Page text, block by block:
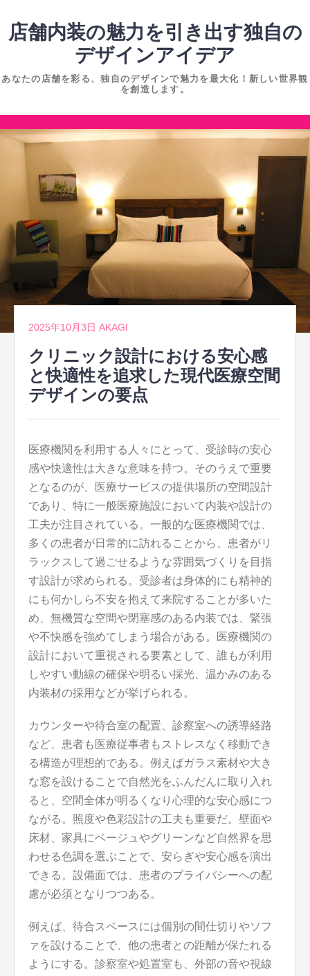
ツ
店舗内装の魅力を引き出す独自の
デザインアイデア
あなたの店舗を彩る、独自のデザインで魅力を最大化！新しい世界観
を創造します。
コ
へ
キ
プ
2025年10月3日 AKAGI
クリニック設計における安心感
と快適性を追求した現代医療空間
デザインの要点
医療機関を利用する人々にとって、受診時の安心
感や快適性は大きな意味を持つ。 そのうえで重要
となるのが、医療サービスの提供場所の空間設計
であり、特に一般医療施設において内装や設計の
工夫が注目されている。一般的な医療機関では、
多くの患者が日常的に訪れることから、患者がリ
ラックスして過ごせるような雰囲気づくりを目指
す設計が求められる。受診者は身体的にも精神的
にも何かしら不安を抱えて来院することが多いた
め、無機質な空間や閉塞感のある内装では、緊張
や不快感を強めてしまう場合がある。医療機関の
設計において重視される要素として、誰もが利用
しやすい動線の確保や明るい採光、温かみのある
内装材の採用などが挙げられる。
カウンターや待合室の配置、診察室への誘導経路
など、患者も医療従事者もストレスなく移動でき
る構造が理想的である。例えばガラス素材や大き
な窓を設けることで自然光をふんだんに取り入れ
ると、空間全体が明るくなり心理的な安心感につ
ながる。照度や色彩設計の工夫も重要だ。壁面や
床材、家具にベージュやグリーンなど自然界を思
わせる色調を選ぶことで、安らぎや安心感を演出
できる。設備面では、患者のプライバシーへの配
慮が必須となりつつある。
例えば、待合スペースには個別の間仕切りやソフ
ァを設けることで、他の患者との距離が保たれる
ようにする。診察室や処置室も、外部の音や視線